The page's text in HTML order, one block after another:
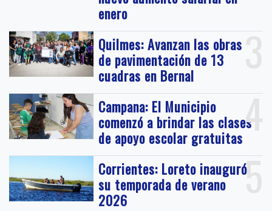
enero
3
Quilmes: Avanzan las obras
de pavimentación de 13
cuadras en Bernal
4
Campana: El Municipio
comenzó a brindar las clases
de apoyo escolar gratuitas
5
Corrientes: Loreto inauguró
su temporada de verano
2026